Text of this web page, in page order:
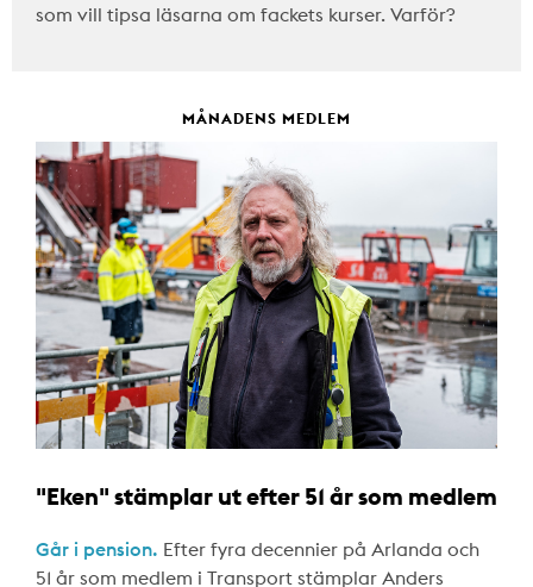
som vill tipsa läsarna om fackets kurser. Varför?
MÅNADENS MEDLEM
"Eken" stämplar ut efter 51 år som medlem
Går i pension. Efter fyra decennier på Arlanda och
51 år som medlem i Transport stämplar Anders